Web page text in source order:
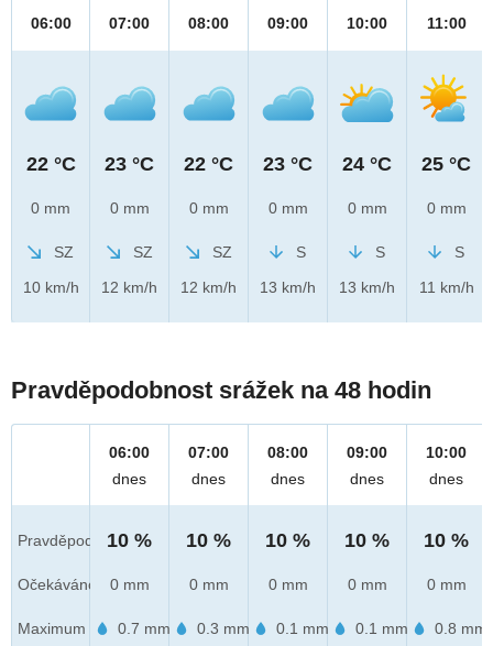
06:00
22 °C
0 mm
SZ
10 km/h
07:00
23 °C
0 mm
SZ
12 km/h
08:00
22 °C
0 mm
SZ
12 km/h
09:00
23 °C
0 mm
S
13 km/h
10:00
24 °C
0 mm
S
13 km/h
11:00
25 °C
0 mm
S
11 km/h
Pravděpodobnost srážek na 48 hodin
Pravděpod.
Očekáváno
Maximum
06:00
dnes
10 %
0 mm
0.7 mm
07:00
dnes
10 %
0 mm
0.3 mm
08:00
dnes
10 %
0 mm
0.1 mm
09:00
dnes
10 %
0 mm
0.1 mm
10:00
dnes
10 %
0 mm
0.8 mm